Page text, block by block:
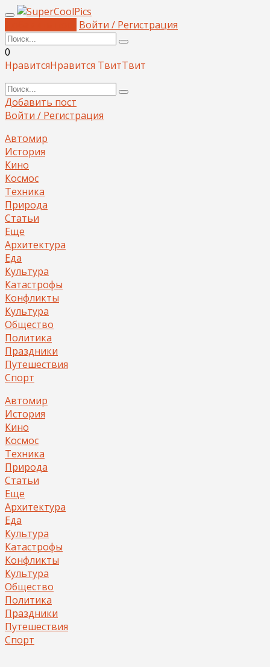
Войти / Регистрация
0
НравитсяНравится ТвитТвит
Добавить пост
Войти / Регистрация
Автомир
История
Кино
Космос
Техника
Природа
Статьи
Еще
Архитектура
Еда
Культура
Катастрофы
Конфликты
Культура
Общество
Политика
Праздники
Путешествия
Спорт
Автомир
История
Кино
Космос
Техника
Природа
Статьи
Еще
Архитектура
Еда
Культура
Катастрофы
Конфликты
Культура
Общество
Политика
Праздники
Путешествия
Спорт